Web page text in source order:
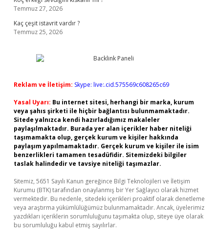
Temmuz 27, 2026
Kaç çeşit istavrit vardır ?
Temmuz 25, 2026
Reklam ve İletişim: Skype: live:.cid.575569c608265c69
Yasal Uyarı: Bu internet sitesi, herhangi bir marka, kurum
veya şahıs şirketi ile hiçbir bağlantısı bulunmamaktadır.
Sitede yalnızca kendi hazırladığımız makaleler
paylaşılmaktadır. Burada yer alan içerikler haber niteliği
taşımamakta olup, gerçek kurum ve kişiler hakkında
paylaşım yapılmamaktadır. Gerçek kurum ve kişiler ile isim
benzerlikleri tamamen tesadüfidir. Sitemizdeki bilgiler
taslak halindedir ve tavsiye niteliği taşımazlar.
Sitemiz, 5651 Sayılı Kanun gereğince Bilgi Teknolojileri ve İletişim
Kurumu (BTK) tarafından onaylanmış bir Yer Sağlayıcı olarak hizmet
vermektedir. Bu nedenle, sitedeki içerikleri proaktif olarak denetleme
veya araştırma yükümlülüğümüz bulunmamaktadır. Ancak, üyelerimiz
yazdıkları içeriklerin sorumluluğunu taşımakta olup, siteye üye olarak
bu sorumluluğu kabul etmiş sayılırlar.